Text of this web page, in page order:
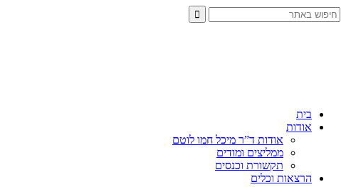
בית
אודות
אודות ד”ר מיכל חמו לוטם
ממליצים ומודים
תקשורת וכנסים
הרצאות וכלים